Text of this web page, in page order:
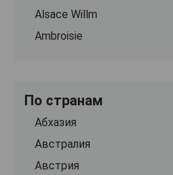
Alsace Willm
Ambroisie
Andre Perret
Andre Vinet
Anne Boisson
Anne Gros
По странам
Абхазия
Австралия
Австрия